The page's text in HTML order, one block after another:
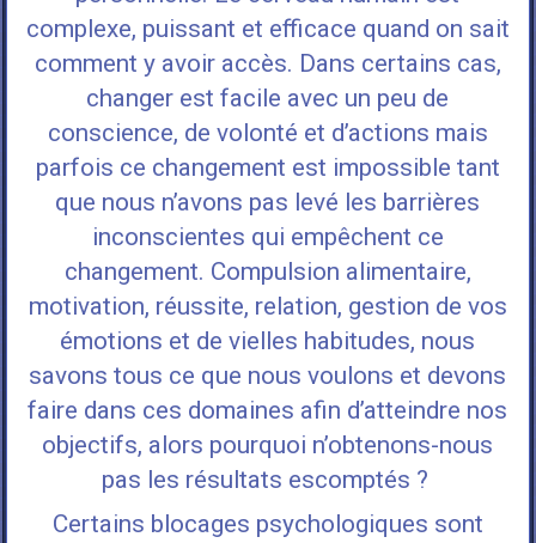
complexe, puissant et efficace quand on sait
comment y avoir accès. Dans certains cas,
changer est facile avec un peu de
conscience, de volonté et d’actions mais
parfois ce changement est impossible tant
que nous n’avons pas levé les barrières
inconscientes qui empêchent ce
changement. Compulsion alimentaire,
motivation, réussite, relation, gestion de vos
émotions et de vielles habitudes, nous
savons tous ce que nous voulons et devons
faire dans ces domaines afin d’atteindre nos
objectifs, alors pourquoi n’obtenons-nous
pas les résultats escomptés ?
Certains blocages psychologiques sont